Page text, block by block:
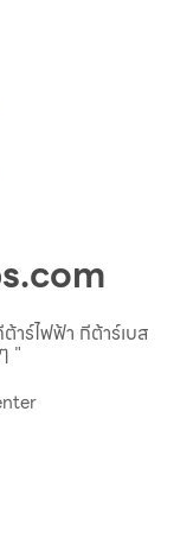
าร์ไฟฟ้า กีต้าร์เบส
"